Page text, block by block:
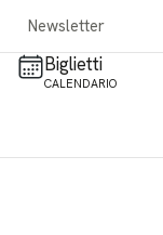
Newsletter
Biglietti
CALENDARIO